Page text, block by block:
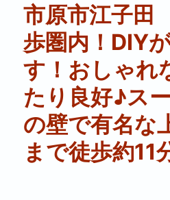
市原市江子
歩圏内！DIY
す！おしゃれ
たり良好♪ス
の壁で有名な
まで徒歩約11